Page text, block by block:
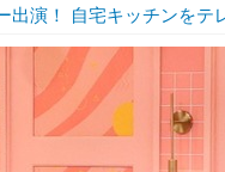
出演！ 自宅キッチンをテ